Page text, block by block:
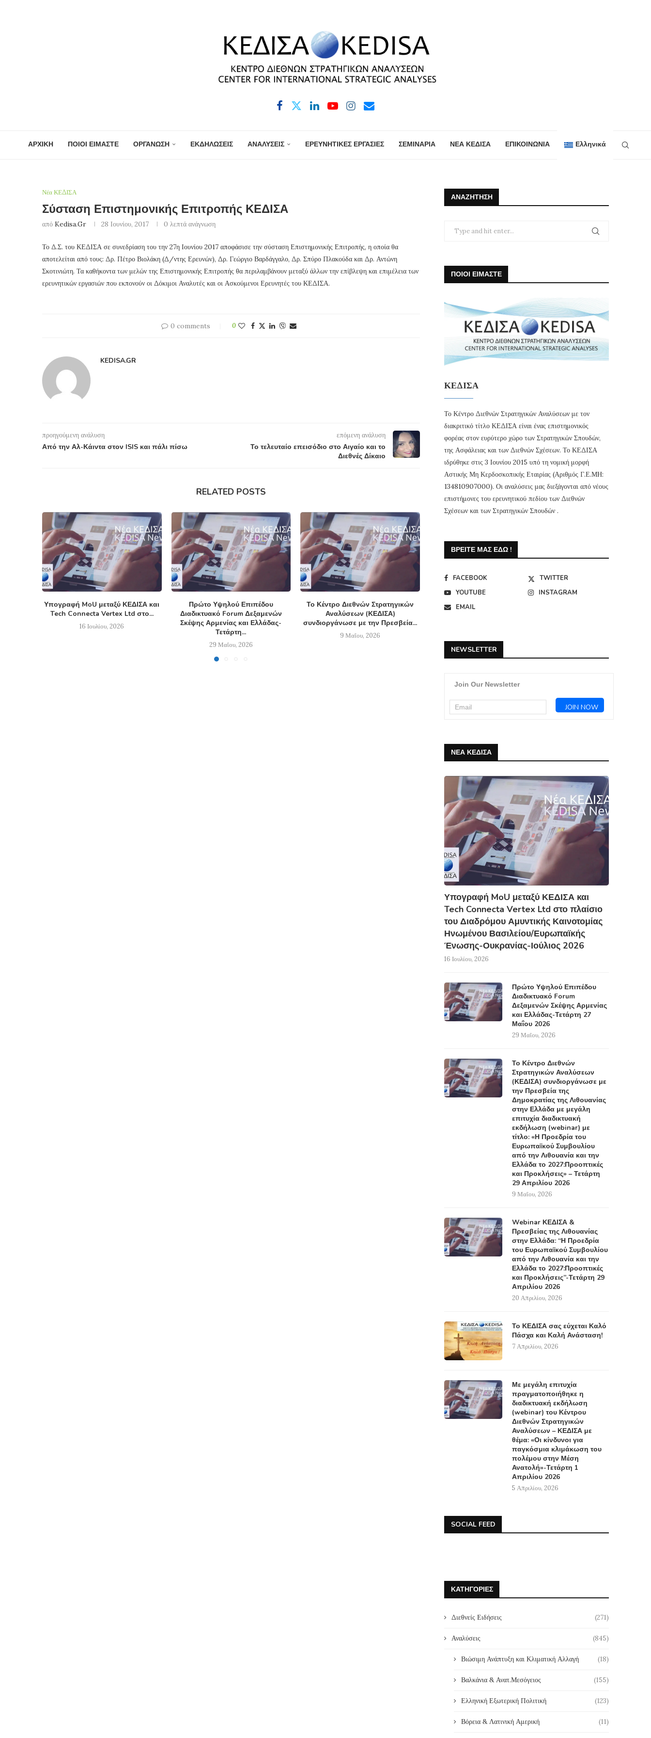
ΑΡΧΙΚΗ ΠΟΙΟΙ ΕΙΜΑΣΤΕ ΟΡΓΑΝΩΣΗ ΕΚΔΗΛΩΣΕΙΣ ΑΝΑΛΥΣΕΙΣ ΕΡΕΥΝΗΤΙΚΕΣ ΕΡΓΑΣΙΕΣ ΣΕΜΙΝΑΡΙΑ ΝΕΑ ΚΕΔΙΣΑ ΕΠΙΚΟΙΝΩΝΙΑ Ελληνικά
Νέα ΚΕΔΙΣΑ
Σύσταση Επιστημονικής Επιτροπής ΚΕΔΙΣΑ
από Kedisa.gr 28 Ιουνίου, 2017 0 λεπτά ανάγνωση
Το Δ.Σ. του ΚΕΔΙΣΑ σε συνεδρίαση του την 27η Ιουνίου 2017 αποφάσισε την σύσταση Επιστημονικής Επιτροπής, η οποία θα
αποτελείται από τους: Δρ. Πέτρο Βιολάκη (Δ/ντης Ερευνών), Δρ. Γεώργιο Βαρδάγγαλο, Δρ. Σπύρο Πλακούδα και Δρ. Αντώνη
Σκοτινιώτη. Τα καθήκοντα των μελών της Επιστημονικής Επιτροπής θα περιλαμβάνουν μεταξύ άλλων την επίβλεψη και επιμέλεια των
ερευνητικών εργασιών που εκπονούν οι Δόκιμοι Αναλυτές και οι Ασκούμενοι Ερευνητές του ΚΕΔΙΣΑ.
0 comments 0
KEDISA.GR
προηγούμενη ανάλυση
Από την Αλ-Κάιντα στον ISIS και πάλι πίσω
επόμενη ανάλυση
Το τελευταίο επεισόδιο στο Αιγαίο και το
Διεθνές Δίκαιο
RELATED POSTS
Υπογραφή MoU μεταξύ ΚΕΔΙΣΑ και
Tech Connecta Vertex Ltd στο...
16 Ιουλίου, 2026
Πρώτο Υψηλού Επιπέδου
Διαδικτυακό Forum Δεξαμενών
Σκέψης Αρμενίας και Ελλάδας-
Τετάρτη...
29 Μαΐου, 2026
Το Κέντρο Διεθνών Στρατηγικών
Αναλύσεων (ΚΕΔΙΣΑ)
συνδιοργάνωσε με την Πρεσβεία...
9 Μαΐου, 2026
Webinar ΚΕΔΙΣΑ & Πρεσβείας της
ΑΝΑΖΉΤΗΣΗ
ΠΟΙΟΙ ΕΙΜΑΣΤΕ
ΚΕΔΙΣΑ
Το Κέντρο Διεθνών Στρατηγικών Αναλύσεων με τον
διακριτικό τίτλο ΚΕΔΙΣΑ είναι ένας επιστημονικός
φορέας στον ευρύτερο χώρο των Στρατηγικών Σπουδών,
της Ασφάλειας και των Διεθνών Σχέσεων. Το ΚΕΔΙΣΑ
ιδρύθηκε στις 3 Ιουνίου 2015 υπό τη νομική μορφή
Αστικής Μη Κερδοσκοπικής Εταιρίας (Αριθμός Γ.Ε.ΜΗ:
134810907000). Οι αναλύσεις μας διεξάγονται από νέους
επιστήμονες του ερευνητικού πεδίου των Διεθνών
Σχέσεων και των Στρατηγικών Σπουδών .
ΒΡΕΊΤΕ ΜΑΣ ΕΔΏ !
FACEBOOK
TWITTER
YOUTUBE
INSTAGRAM
EMAIL
NEWSLETTER
Join Our Newsletter
ΝΕΑ ΚΕΔΙΣΑ
Υπογραφή MoU μεταξύ ΚΕΔΙΣΑ και
Tech Connecta Vertex Ltd στο πλαίσιο
του Διαδρόμου Αμυντικής Καινοτομίας
Ηνωμένου Βασιλείου/Ευρωπαϊκής
Ένωσης-Ουκρανίας-Ιούλιος 2026
16 Ιουλίου, 2026
Πρώτο Υψηλού Επιπέδου
Διαδικτυακό Forum
Δεξαμενών Σκέψης Αρμενίας
και Ελλάδας-Τετάρτη 27
Μαΐου 2026
29 Μαΐου, 2026
Το Κέντρο Διεθνών
Στρατηγικών Αναλύσεων
(ΚΕΔΙΣΑ) συνδιοργάνωσε με
την Πρεσβεία της
Δημοκρατίας της Λιθουανίας
στην Ελλάδα με μεγάλη
επιτυχία διαδικτυακή
εκδήλωση (webinar) με
τίτλο: «Η Προεδρία του
Ευρωπαϊκού Συμβουλίου
από την Λιθουανία και την
Ελλάδα το 2027:Προοπτικές
και Προκλήσεις» – Τετάρτη
29 Απριλίου 2026
9 Μαΐου, 2026
Webinar ΚΕΔΙΣΑ &
Πρεσβείας της Λιθουανίας
στην Ελλάδα: “Η Προεδρία
του Ευρωπαϊκού Συμβουλίου
από την Λιθουανία και την
Ελλάδα το 2027:Προοπτικές
και Προκλήσεις”-Τετάρτη 29
Απριλίου 2026
20 Απριλίου, 2026
Το ΚΕΔΙΣΑ σας εύχεται Καλό
Πάσχα και Καλή Ανάσταση!
7 Απριλίου, 2026
Με μεγάλη επιτυχία
πραγματοποιήθηκε η
διαδικτυακή εκδήλωση
(webinar) του Κέντρου
Διεθνών Στρατηγικών
Αναλύσεων – ΚΕΔΙΣΑ με
θέμα: «Οι κίνδυνοι για
παγκόσμια κλιμάκωση του
πολέμου στην Μέση
Ανατολή»-Τετάρτη 1
Απριλίου 2026
5 Απριλίου, 2026
SOCIAL FEED
ΚΑΤΗΓΟΡΊΕΣ
Διεθνείς Ειδήσεις (271)
Αναλύσεις (845)
Βιώσιμη Ανάπτυξη και Κλιματική Αλλαγή (18)
Βαλκάνια & Ανατ.Μεσόγειος (155)
Ελληνική Εξωτερική Πολιτική (123)
Βόρεια & Λατινική Αμερική (11)